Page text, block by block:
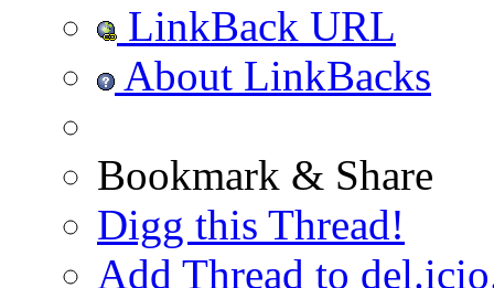
LinkBack URL
About LinkBacks
Bookmark & Share
Digg this Thread!
Add Thread to